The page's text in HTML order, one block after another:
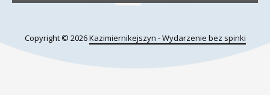
Copyright © 2026Kazimiernikejszyn - Wydarzenie bez spinki